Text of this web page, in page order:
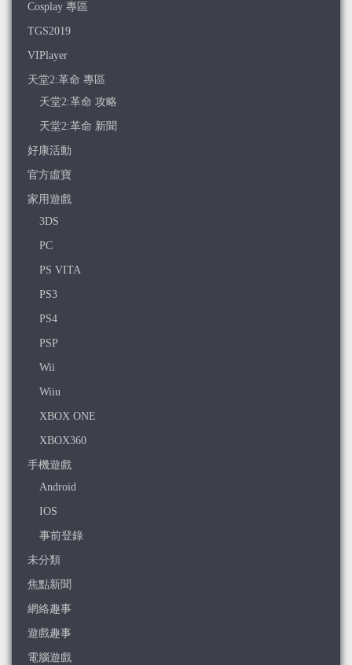
Cosplay 專區
TGS2019
VIPlayer
天堂2:革命 專區
天堂2:革命 攻略
天堂2:革命 新聞
好康活動
官方虛寶
家用遊戲
3DS
PC
PS VITA
PS3
PS4
PSP
Wii
Wiiu
XBOX ONE
XBOX360
手機遊戲
Android
IOS
事前登錄
未分類
焦點新聞
網絡趣事
遊戲趣事
電腦遊戲